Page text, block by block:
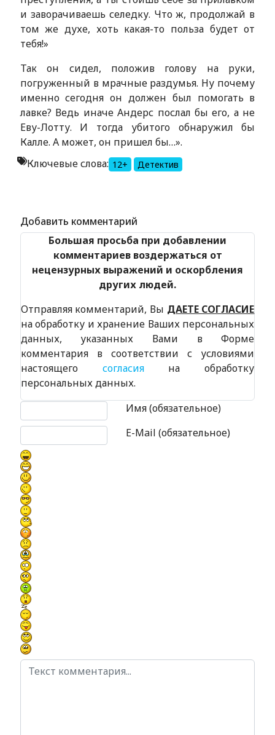
и заворачиваешь селедку. Что ж, продолжай в
том же духе, хоть какая-то польза будет от
тебя!»
Так он сидел, положив голову на руки,
погруженный в мрачные раздумья. Ну почему
именно сегодня он должен был помогать в
лавке? Ведь иначе Андерс послал бы его, а не
Еву-Лотту. И тогда убитого обнаружил бы
Калле. А может, он пришел бы…».
Ключевые слова: 12+ Детектив
Добавить комментарий
Большая просьба при добавлении
комментариев воздержаться от
нецензурных выражений и оскорбления
других людей.
Отправляя комментарий, Вы ДАЕТЕ СОГЛАСИЕ
на обработку и хранение Ваших персональных
данных, указанных Вами в Форме
комментария в соответствии с условиями
настоящего согласияна обработку
персональных данных.
Имя (обязательное)
E-Mail (обязательное)
Текст комментария